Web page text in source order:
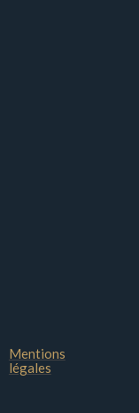
Mentions
légales